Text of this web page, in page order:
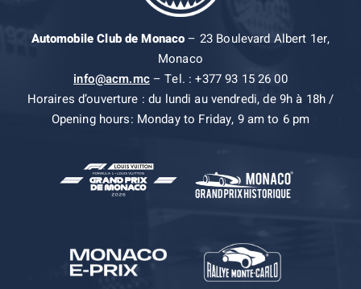
Automobile Club de Monaco– 23 Boulevard Albert 1er,
Monaco
info@acm.mc– Tel. : +377 93 15 26 00
Horaires d’ouverture : du lundi au vendredi, de 9h à 18h /
Opening hours: Monday to Friday, 9 am to 6 pm